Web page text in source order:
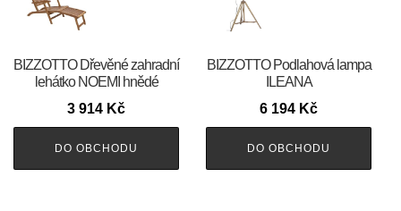
BIZZOTTO Dřevěné zahradní
lehátko NOEMI hnědé
3 914 Kč
DO OBCHODU
BIZZOTTO Podlahová lampa
ILEANA
6 194 Kč
DO OBCHODU